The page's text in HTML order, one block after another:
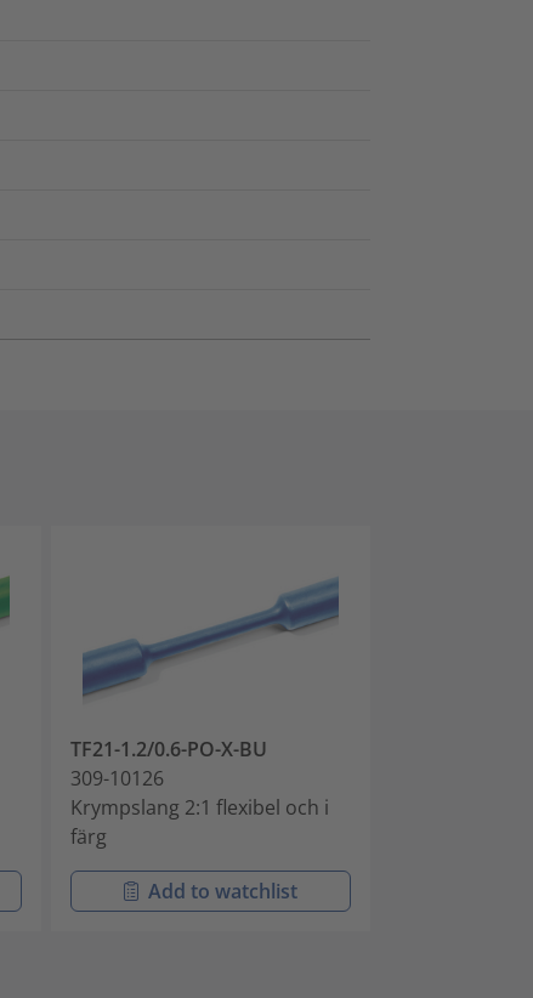
TF21-1.2/0.6-PO-X-BU
309-10126
Krympslang 2:1 flexibel och i
färg
Add to watchlist